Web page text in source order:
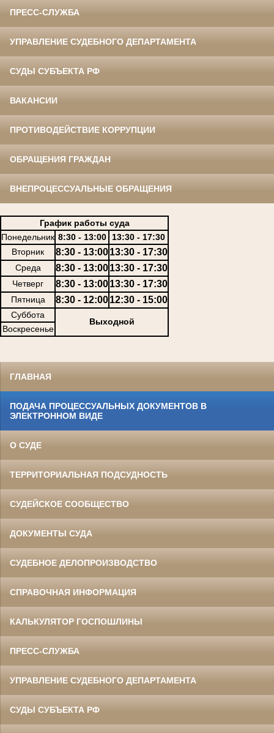
ПРЕСС-СЛУЖБА
УПРАВЛЕНИЕ СУДЕБНОГО ДЕПАРТАМЕНТА
СУДЫ СУБЪЕКТА РФ
ВАКАНСИИ
ПРОТИВОДЕЙСТВИЕ КОРРУПЦИИ
ОБРАЩЕНИЯ ГРАЖДАН
ВНЕПРОЦЕССУАЛЬНЫЕ ОБРАЩЕНИЯ
График работы суда
Понедельник 8:30 - 13:00 13:30 - 17:30
Вторник
8:30 - 13:0013:30 - 17:30
Среда 8:30 - 13:0013:30 - 17:30
Четверг 8:30 - 13:0013:30 - 17:30
Пятница 8:30 - 12:0012:30 - 15:00
Суббота
Выходной
Воскресенье
ГЛАВНАЯ
ПОДАЧА ПРОЦЕССУАЛЬНЫХ ДОКУМЕНТОВ В
ЭЛЕКТРОННОМ ВИДЕ
О СУДЕ
ТЕРРИТОРИАЛЬНАЯ ПОДСУДНОСТЬ
СУДЕЙСКОЕ СООБЩЕСТВО
ДОКУМЕНТЫ СУДА
СУДЕБНОЕ ДЕЛОПРОИЗВОДСТВО
СПРАВОЧНАЯ ИНФОРМАЦИЯ
КАЛЬКУЛЯТОР ГОСПОШЛИНЫ
ПРЕСС-СЛУЖБА
УПРАВЛЕНИЕ СУДЕБНОГО ДЕПАРТАМЕНТА
СУДЫ СУБЪЕКТА РФ